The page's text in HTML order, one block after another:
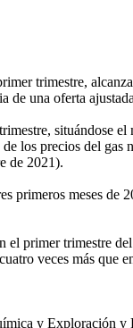
trimestre,
de una oferta
situándose
los precios del
de 2021).
primeros meses
el primer trimestre
veces más que
y